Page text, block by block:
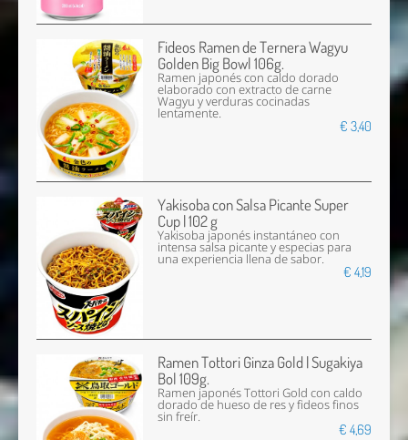
Fideos Ramen de Ternera Wagyu
Golden Big Bowl 106g.
Ramen japonés con caldo dorado
elaborado con extracto de carne
Wagyu y verduras cocinadas
lentamente.
€ 3,40
Yakisoba con Salsa Picante Super
Cup | 102 g
Yakisoba japonés instantáneo con
intensa salsa picante y especias para
una experiencia llena de sabor.
€ 4,19
Ramen Tottori Ginza Gold | Sugakiya
Bol 109g.
Ramen japonés Tottori Gold con caldo
dorado de hueso de res y fideos finos
sin freír.
€ 4,69